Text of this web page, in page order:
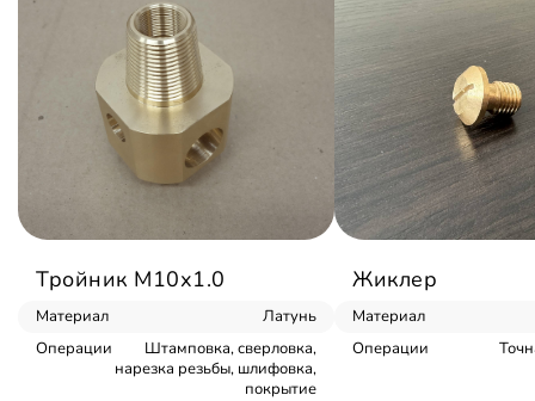
Тройник М10х1.0
Материал
Латунь
Операции
Штамповка, сверловка,
нарезка резьбы, шлифовка,
покрытие
Жиклер
Материал
Операции